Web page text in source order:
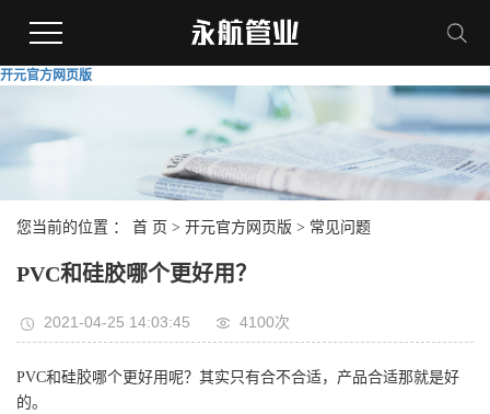
开元官方网页版
您当前的位置 ： 首 页 > 开元官方网页版 > 常见问题
PVC和硅胶哪个更好用？
2021-04-25 14:03:45 4100次
PVC和硅胶哪个更好用呢？其实只有合不合适，产品合适那就是好
的。